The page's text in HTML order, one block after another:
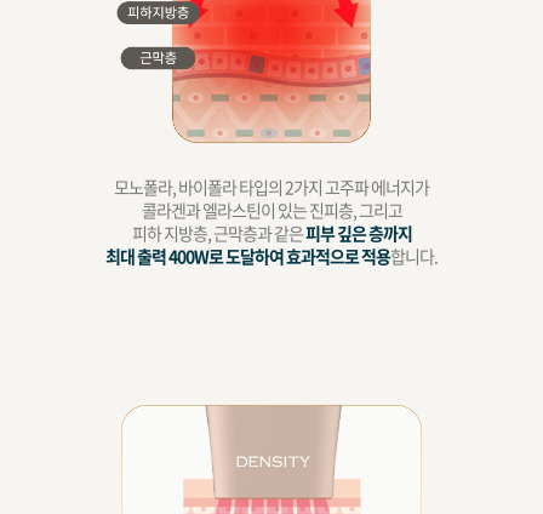
모노폴라, 바이폴라 타입의 2가지 고주파 에너지가
콜라겐과 엘라스틴이 있는 진피층, 그리고
피하 지방층, 근막층과 같은피부 깊은 층까지
최대 출력 400W로 도달하여 효과적으로 적용합니다.